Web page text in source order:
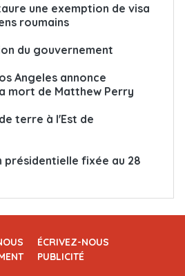
une exemption de visa
roumains
du gouvernement
Angeles annonce
mort de Matthew Perry
terre à l'Est de
présidentielle fixée au 28
ÉCRIVEZ-NOUS
PUBLICITÉ